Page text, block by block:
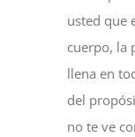
usted que
cuerpo, la
llena en
del
no te ve